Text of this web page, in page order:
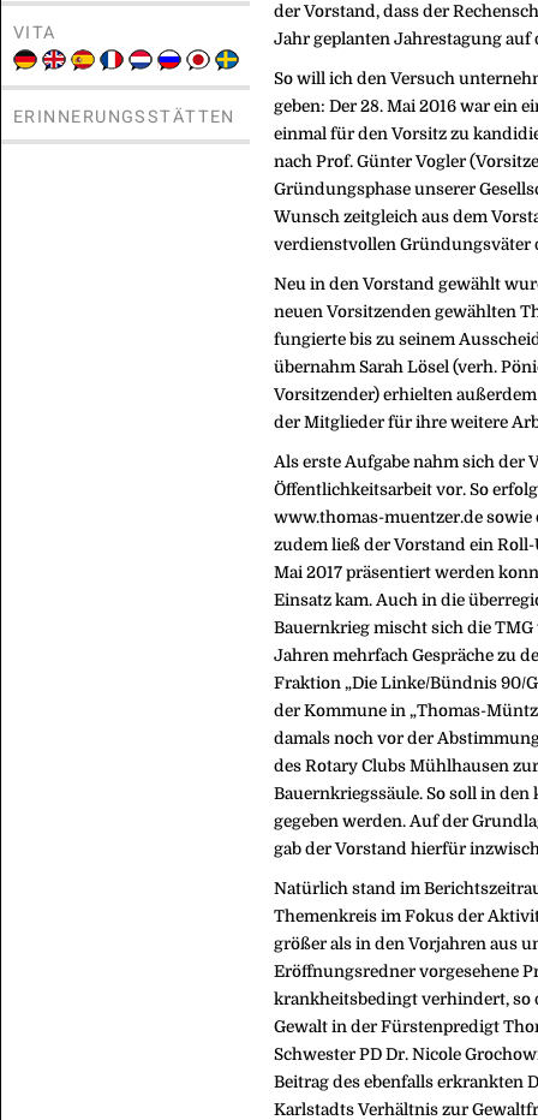
VITA
ERINNERUNGSSTÄTTEN
der Vorstand, dass der
Jahr geplanten Jahrestagung auf
So will ich den Versuch
geben: Der 28. Mai 2016 war ein
einmal für den Vorsitz zu
nach Prof. Günter Vogler
Gründungsphase unserer
Wunsch zeitgleich aus dem
verdienstvollen Gründungsväter
Neu in den Vorstand gewählt
neuen Vorsitzenden gewählten
fungierte bis zu seinem
übernahm Sarah Lösel (verh.
Vorsitzender) erhielten
der Mitglieder für ihre weitere
Als erste Aufgabe nahm sich
Öffentlichkeitsarbeit vor. So
www.thomas-muentzer.de
zudem ließ der Vorstand ein
Mai 2017 präsentiert werden
Einsatz kam. Auch in die
Bauernkrieg mischt sich die
Jahren mehrfach Gespräche zu
Fraktion „Die Linke/Bündnis 90/
der Kommune in „Thomas-
damals noch vor der
des Rotary Clubs Mühlhausen
Bauernkriegssäule. So soll in
gegeben werden. Auf der
gab der Vorstand hierfür
Natürlich stand im
Themenkreis im Fokus der
größer als in den Vorjahren aus
Eröffnungsredner vorgesehene
krankheitsbedingt verhindert, so
Gewalt in der Fürstenpredigt
Schwester PD Dr. Nicole
Beitrag des ebenfalls erkrankten
Karlstadts Verhältnis zur